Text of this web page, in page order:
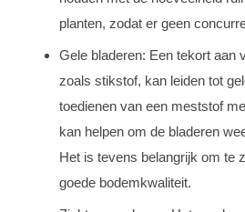
planten, zodat er geen
Gele bladeren: Een tekort aan
zoals stikstof, kan leiden tot
toedienen van een meststof
kan helpen om de bladeren
Het is tevens belangrijk om te
goede bodemkwaliteit.